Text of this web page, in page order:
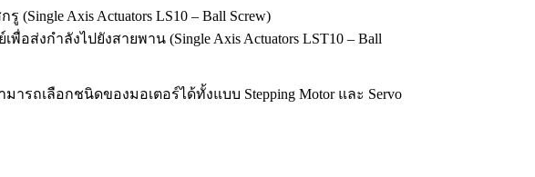
(Single Axis Actuators LS10 – Ball Screw)
พื่อส่งกำลังไปยังสายพาน (Single Axis Actuators LST10 – Ball
ารถเลือกชนิดของมอเตอร์ได้ทั้งแบบ Stepping Motor และ Servo